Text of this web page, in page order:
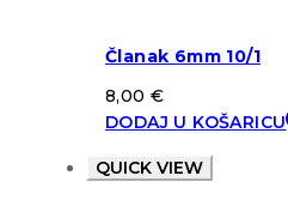
Članak 6mm 10/1
8,00 €
DODAJ U KOŠARICU
QUICK VIEW